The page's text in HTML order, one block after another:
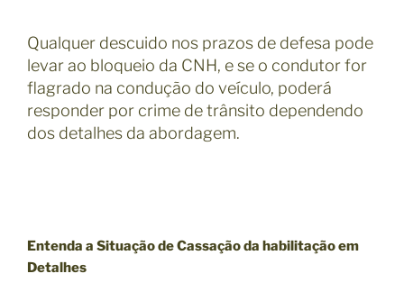
Qualquer descuido nos prazos de defesa pode
levar ao bloqueio da CNH, e se o condutor for
flagrado na condução do veículo, poderá
responder por crime de trânsito dependendo
dos detalhes da abordagem.
Entenda a Situação de Cassação da habilitação em
Detalhes